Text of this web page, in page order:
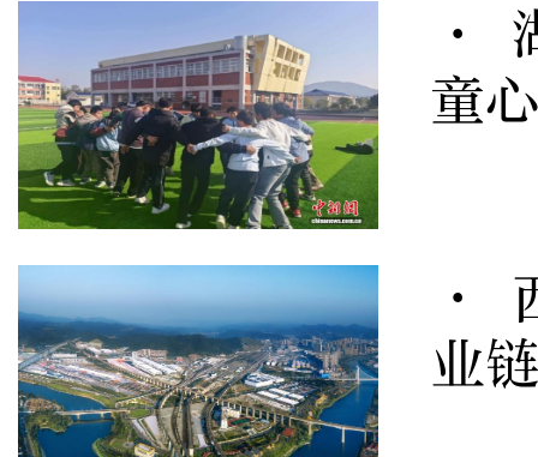
·
童
·
业